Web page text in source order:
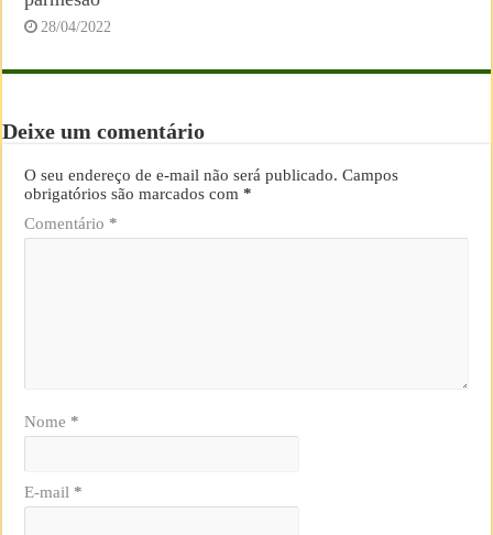
28/04/2022
Deixe um comentário
O seu endereço de e-mail não será publicado. Campos
obrigatórios são marcados com*
Comentário *
Nome *
E-mail *